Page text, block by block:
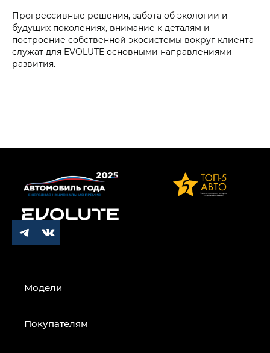
Прогрессивные решения, забота об экологии и
будущих поколениях, внимание к деталям и
построение собственной экосистемы вокруг клиента
служат для EVOLUTE основными направлениями
развития.
Модели
Покупателям